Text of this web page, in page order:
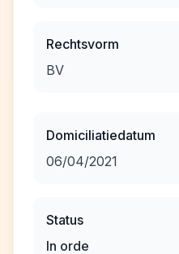
Rechtsvorm
BV
Domiciliatiedatum
06/04/2021
Status
In orde